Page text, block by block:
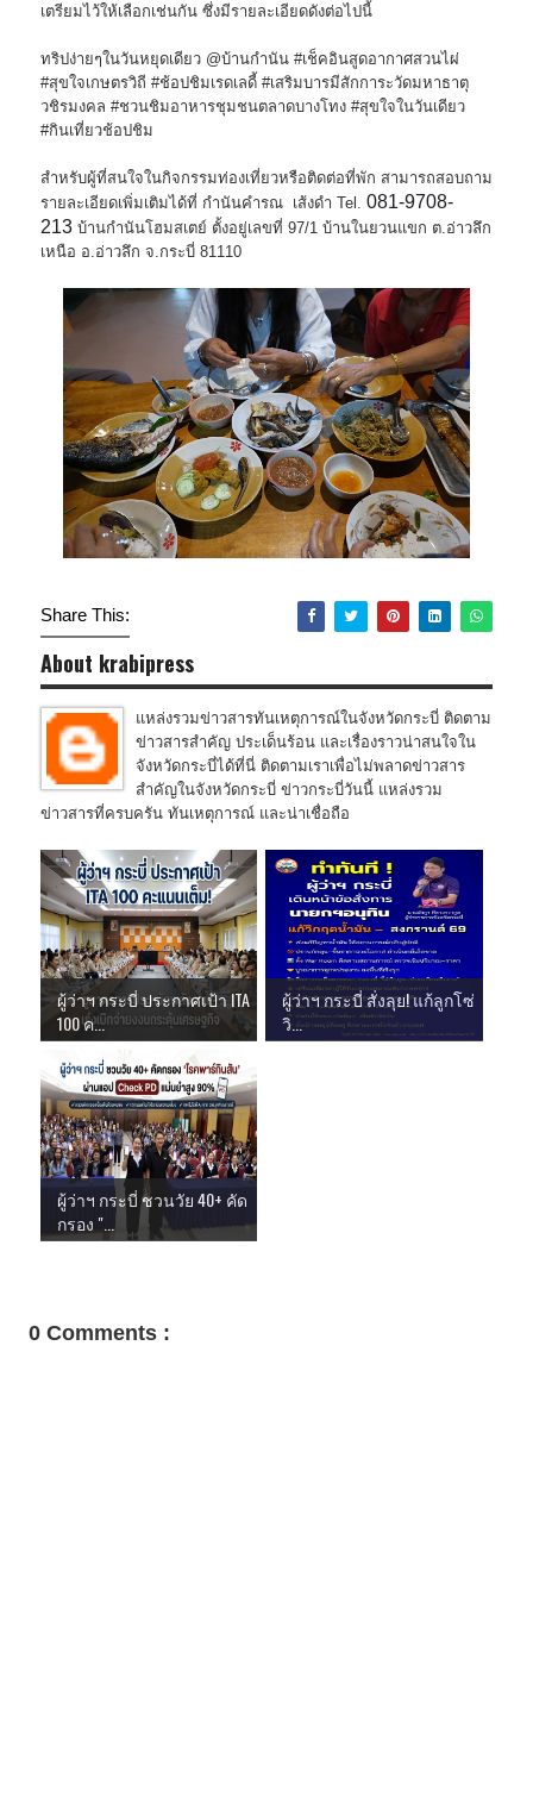
เตรียมไว้ให้เลือกเช่นกัน ซึ่งมีรายละเอียดดังต่อไปนี้
ทริปง่ายๆในวันหยุดเดียว @บ้านกำนัน #เช็คอินสูดอากาศสวนไผ่
#สุขใจเกษตรวิถี #ช้อปชิมเรดเลดี้ #เสริมบารมีสักการะวัดมหาธาตุ
วชิรมงคล #ชวนชิมอาหารชุมชนตลาดบางโทง #สุขใจในวันเดียว
#กินเที่ยวช้อปชิม
สำหรับผู้ที่สนใจในกิจกรรมท่องเที่ยวหรือติดต่อที่พัก สามารถสอบถาม
รายละเอียดเพิ่มเติมได้ที่ กำนันคำรณ เส้งดำ Tel. 081-9708-
213 บ้านกำนันโฮมสเตย์ ตั้งอยู่เลขที่ 97/1 บ้านในยวนแขก ต.อ่าวลึก
เหนือ อ.อ่าวลึก จ.กระบี่ 81110
Share This:
About krabipress
แหล่งรวมข่าวสารทันเหตุการณ์ในจังหวัดกระบี่ ติดตาม
ข่าวสารสำคัญ ประเด็นร้อน และเรื่องราวน่าสนใจใน
จังหวัดกระบี่ได้ที่นี่ ติดตามเราเพื่อไม่พลาดข่าวสาร
สำคัญในจังหวัดกระบี่ ข่าวกระบี่วันนี้ แหล่งรวม
ข่าวสารที่ครบครัน ทันเหตุการณ์ และน่าเชื่อถือ
ผู้ว่าฯ กระบี่ ประกาศเป้า ITA
100 ค...
ผู้ว่าฯ กระบี่ สั่งลุย! แก้ลูกโซ่
วิ...
ผู้ว่าฯ กระบี่ ชวนวัย 40+ คัด
กรอง "...
0 Comments :